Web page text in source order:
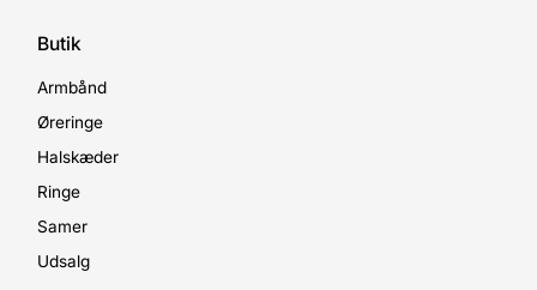
Butik
Armbånd
Øreringe
Halskæder
Ringe
Samer
Udsalg